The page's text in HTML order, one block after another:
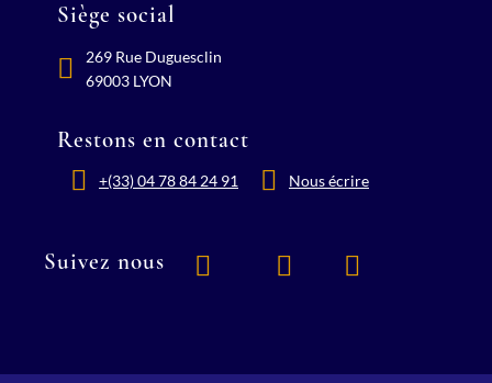
Siège social
269 Rue Duguesclin
69003 LYON
Restons en contact
+(33) 04 78 84 24 91 Nous écrire
Suivez nous